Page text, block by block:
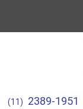
(11) 2389-1951